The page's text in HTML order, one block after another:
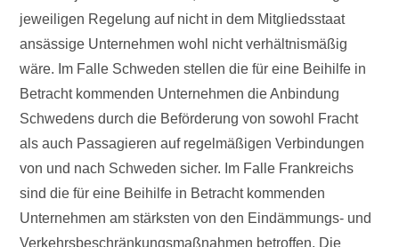
jeweiligen Regelung auf nicht in dem Mitgliedsstaat
ansässige Unternehmen wohl nicht verhältnismäßig
wäre. Im Falle Schweden stellen die für eine Beihilfe in
Betracht kommenden Unternehmen die Anbindung
Schwedens durch die Beförderung von sowohl Fracht
als auch Passagieren auf regelmäßigen Verbindungen
von und nach Schweden sicher. Im Falle Frankreichs
sind die für eine Beihilfe in Betracht kommenden
Unternehmen am stärksten von den Eindämmungs- und
Verkehrsbeschränkungsmaßnahmen betroffen. Die